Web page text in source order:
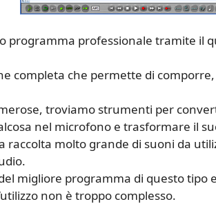
programma professionale tramite il
completa che permette di
troviamo strumenti per
nel microfono e trasformare il
raccolta molto grande di suoni da
migliore programma di questo tipo
non è troppo complesso.